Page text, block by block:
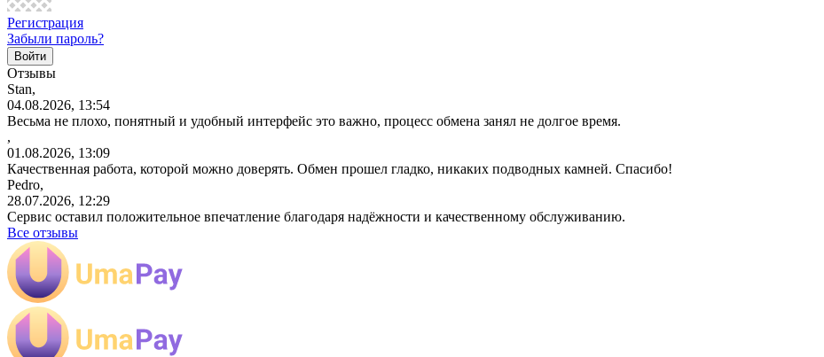
Регистрация
Забыли пароль?
Отзывы
Stan,
04.08.2026, 13:54
Весьма не плохо, понятный и удобный интерфейс это важно, процесс обмена занял не долгое время.
,
01.08.2026, 13:09
Качественная работа, которой можно доверять. Обмен прошел гладко, никаких подводных камней. Спасибо!
Pedro,
28.07.2026, 12:29
Сервис оставил положительное впечатление благодаря надёжности и качественному обслуживанию.
Все отзывы